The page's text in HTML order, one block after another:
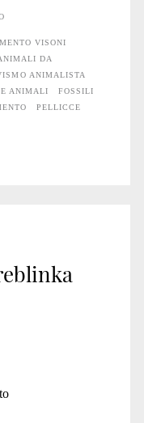
VISONI
DA
ANIMALISTA
ANIMALI
FOSSILI
PELLICCE